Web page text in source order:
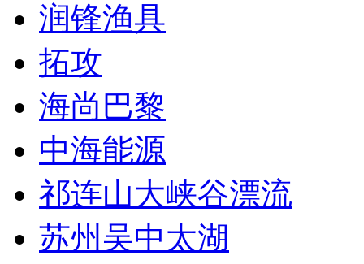
润锋渔具
拓攻
海尚巴黎
中海能源
祁连山大峡谷漂流
苏州吴中太湖